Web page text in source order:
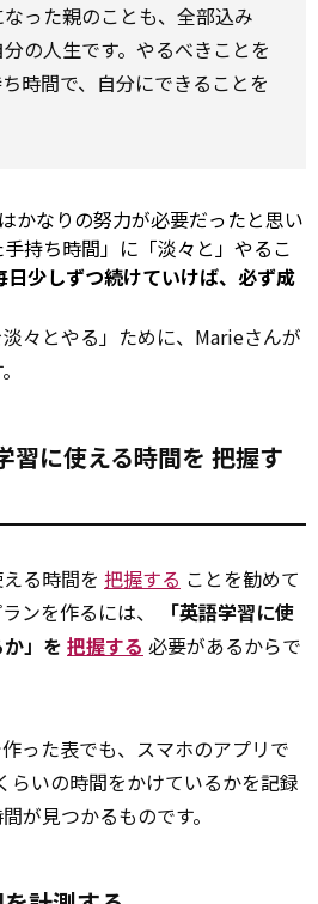
った親のことも、全部込み
の人生です。やるべきことを
時間で、自分にできることを
かなりの努力が必要だったと思い
持ち時間」に「淡々と」やるこ
日少しずつ続けていけば、必ず成
々とやる」ために、Marieさんが
習に使える時間を 把握す
る時間を 把握する ことを勧めて
ンを作るには、
「英語学習に使
」を 把握する 必要があるからで
った表でも、スマホのアプリで
らいの時間をかけているかを記録
が見つかるものです。